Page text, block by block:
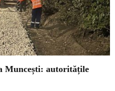
Muncești: autoritățile